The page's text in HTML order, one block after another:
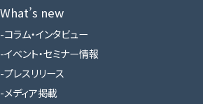
What’s new
コラム・インタビュー
イベント・セミナー情報
プレスリリース
メディア掲載